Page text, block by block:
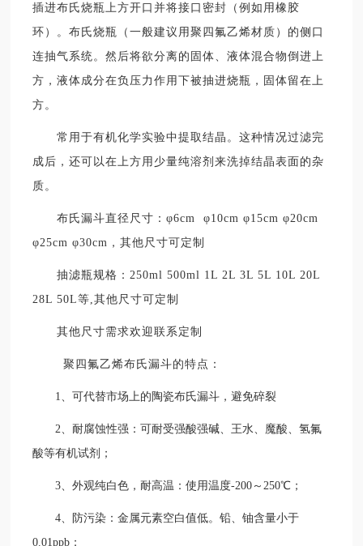
插进布氏烧瓶上方开口并将接口密封（例如用橡胶
环）。布氏烧瓶（一般建议用聚四氟乙烯材质）的侧口
连抽气系统。然后将欲分离的固体、液体混合物倒进上
方，液体成分在负压力作用下被抽进烧瓶，固体留在上
方。
常用于有机化学实验中提取结晶。这种情况过滤完
成后，还可以在上方用少量纯溶剂来洗掉结晶表面的杂
质。
布氏漏斗直径 尺寸：φ6cm φ10cm φ15cm φ20cm
φ25cm φ30cm ，其他尺寸可定制
抽滤瓶规格： 250ml 500ml 1L 2L 3L 5L 10L 20L
28L 50L等,其他尺寸可定制
其他尺寸需求欢迎联系定制
聚四氟乙烯布氏漏斗的特点：
1、可代替市场上的陶瓷布氏漏斗，避免碎裂
2、耐腐蚀性强：可耐受强酸强碱、王水、魔酸、氢氟
酸等有机试剂；
3、外观纯白色，耐高温：使用温度-200～250℃；
4、防污染：金属元素空白值低。铅、铀含量小于
0.01ppb；